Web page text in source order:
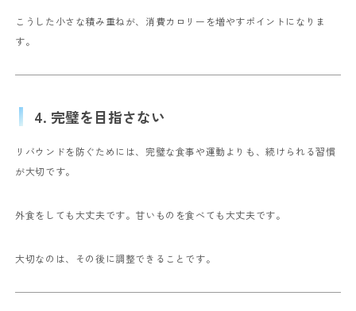
こうした小さな積み重ねが、消費カロリーを増やすポイントになりま
す。
4. 完璧を目指さない
リバウンドを防ぐためには、完璧な食事や運動よりも、続けられる習慣
が大切です。
外食をしても大丈夫です。 甘いものを食べても大丈夫です。
大切なのは、その後に調整できることです。